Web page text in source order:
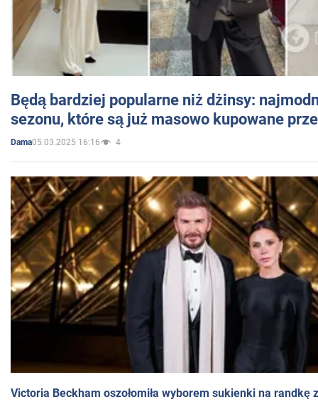
Będą bardziej popularne niż dżinsy:
sezonu, które są już masowo kupowane
Dama05.03.2025 16:16 4
Victoria Beckham oszołomiła wyborem sukienki na randkę